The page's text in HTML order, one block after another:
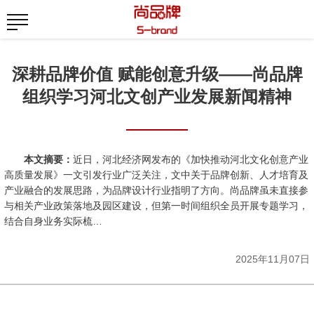
深耕品牌价值 赋能创意升级——尚品牌
组织学习河北文创产业发展新闻精神
本文摘要： 近日，河北经济网发布的《加快推动河北文化创意产业
高质量发展》一文引发行业广泛关注，文中关于品牌创新、人才培育及
产业融合的发展思路，为品牌设计行业指明了方向。尚品牌虽未直接参
与相关产业政策落地及园区建设，但第一时间组织全员开展专题学习，
结合自身业务实际梳…
2025年11月07日